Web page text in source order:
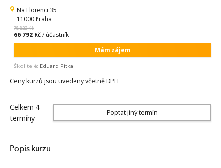
Na Florenci 35
11000 Praha
78 823 Kč
66 792 Kč/ účastník
Mám zájem
Školitelé: Eduard Pitka
Ceny kurzů jsou uvedeny včetně DPH
Celkem 4
termíny
Poptat jiný termín
Popis kurzu